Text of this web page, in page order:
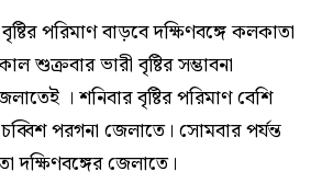
পরিমাণ বাড়বে দক্ষিণবঙ্গে কলকাতা
শুক্রবার ভারী বৃষ্টির সম্ভাবনা
। শনিবার বৃষ্টির পরিমাণ বেশি
পরগনা জেলাতে। সোমবার পর্যন্ত
দক্ষিণবঙ্গের জেলাতে।